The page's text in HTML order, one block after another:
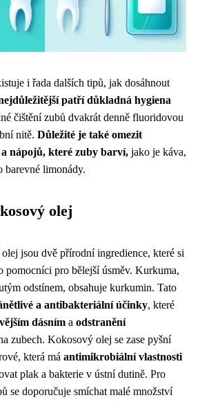
i řada dalších tipů, jak dosáhnout
patří důkladná hygiena
čištění zubů dvakrát denně fluoridovou
nitě. Důležité je také omezit
nápojů, které zuby barví, jako je káva,
barevné limonády.
olej
jsou dvě přírodní ingredience, které si
pomocníci pro bělejší úsměv. Kurkuma,
odstínem, obsahuje kurkumin. Tato
a antibakteriální účinky, které
dásním a odstranění
zubech. Kokosový olej se zase pyšní
která má antimikrobiální vlastnosti
plak a bakterie v ústní dutině. Pro
se doporučuje smíchat malé množství